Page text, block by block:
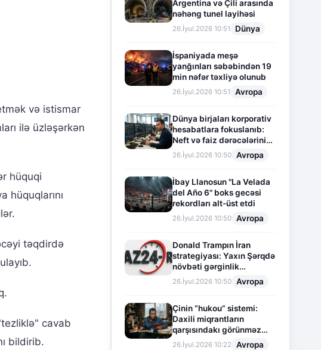
və istismar
ilə üzləşərkən
hüquqi
hüquqlarını
təqdirdə
cavab
bildirib.
Argentina və Çili arasında
nəhəng tunel layihəsi
26.İyul.2026 10:51 Dünya
İspaniyada meşə
yanğınları səbəbindən 19
min nəfər təxliyə olunub
26.İyul.2026 10:51 Avropa
Dünya birjaları korporativ
hesabatlara fokuslanıb:
Neft və faiz dərəcələrinin
təsiri altında cari vəziyyət
26.İyul.2026 10:50 Avropa
İbay Llanosun "La Velada
del Año 6" boks gecəsi
rekordları alt-üst etdi
26.İyul.2026 10:50 Avropa
Donald Trampın İran
strategiyası: Yaxın Şərqdə
növbəti gərginlik
mərhələsi
26.İyul.2026 10:50 Avropa
Çinin “hukou” sistemi:
Daxili miqrantların
qarşısındakı görünməz
sədd
26.İyul.2026 10:22 Avropa